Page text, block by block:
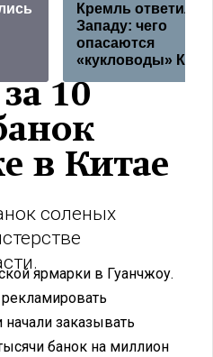
Кремль ответил
Западу: чего
опасаются
«кукловоды» Киева
10
в Китае
соленых
ярмарки в Гуанчжоу.
заказывать
банок на миллион